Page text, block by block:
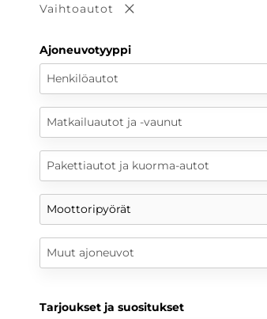
Vaihtoautot Poista valinta
Ajoneuvotyyppi
Henkilöautot
Matkailuautot ja -vaunut
Pakettiautot ja kuorma-autot
Moottoripyörät
Muut ajoneuvot
Tarjoukset ja suositukset